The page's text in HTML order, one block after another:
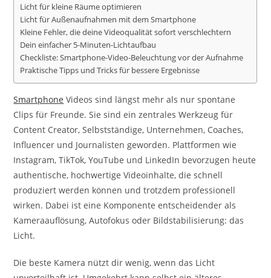
Licht für kleine Räume optimieren
Licht für Außenaufnahmen mit dem Smartphone
Kleine Fehler, die deine Videoqualität sofort verschlechtern
Dein einfacher 5-Minuten-Lichtaufbau
Checkliste: Smartphone-Video-Beleuchtung vor der Aufnahme
Praktische Tipps und Tricks für bessere Ergebnisse
Smartphone Videos sind längst mehr als nur spontane
Clips für Freunde. Sie sind ein zentrales Werkzeug für
Content Creator, Selbstständige, Unternehmen, Coaches,
Influencer und Journalisten geworden. Plattformen wie
Instagram, TikTok, YouTube und LinkedIn bevorzugen heute
authentische, hochwertige Videoinhalte, die schnell
produziert werden können und trotzdem professionell
wirken. Dabei ist eine Komponente entscheidender als
Kameraauflösung, Autofokus oder Bildstabilisierung: das
Licht.
Die beste Kamera nützt dir wenig, wenn das Licht